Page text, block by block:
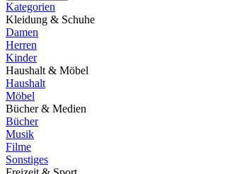
Kategorien
Kleidung & Schuhe
Damen
Herren
Kinder
Haushalt & Möbel
Haushalt
Möbel
Bücher & Medien
Bücher
Musik
Filme
Sonstiges